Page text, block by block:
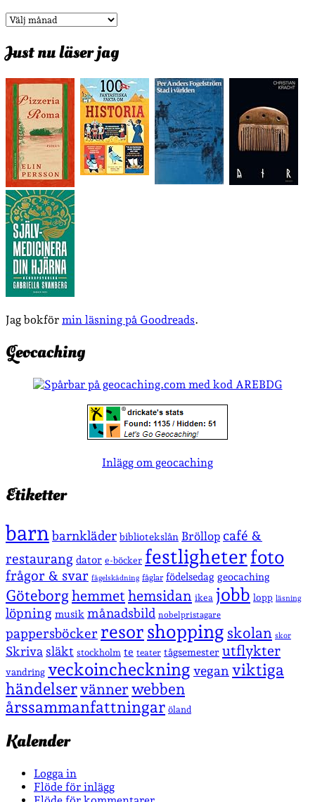
Arkiv
Just nu läser jag
Jag bokför min läsning på Goodreads.
Geocaching
Inlägg om geocaching
Etiketter
barnbarnkläder bibliotekslån Bröllop café &
restaurang dator e-böcker festligheterfoto
frågor & svar fågelskådning fåglar födelsedag geocaching
Göteborghemmet hemsidan ikea jobb lopp läsning
löpning musik månadsbild nobelpristagare
pappersböcker resor shopping skolan skor
Skriva släkt stockholm te teater tågsemester utflykter
vandring veckoincheckning vegan viktiga
händelservänner webben
årssammanfattningar öland
Kalender
Logga in
Flöde för inlägg